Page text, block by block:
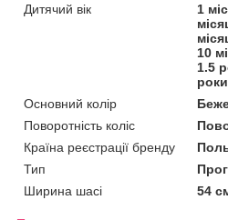
Дитячий вік
1
10
1.5
Основний колір
Поворотність коліс
Країна реєстрації бренду
Тип
Ширина шасі
54